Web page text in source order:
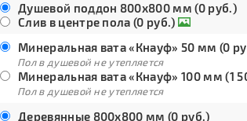
Душевой поддон 800х800 мм (0 руб.)
Слив в центре пола (0 руб.)
Минеральная вата «Кнауф» 50 мм (0
Пол в душевой не утепляется
Минеральная вата «Кнауф» 100 мм (1
Пол в душевой не утепляется
Деревянные 800х800 мм (0 руб.)